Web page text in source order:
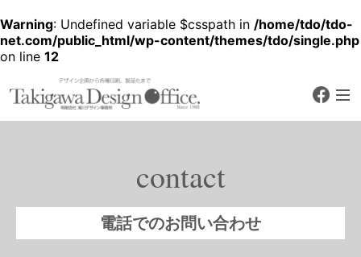
Warning: Undefined variable $csspath in /home/tdo/tdo-
net.com/public_html/wp-content/themes/tdo/single.php
on line 12
デザイン企画から各種印刷、製品化
contact
電話でのお問い合わせ